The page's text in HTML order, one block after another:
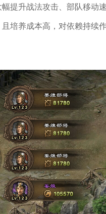
提升战法攻击、部队移动
培养成本高，对依赖持续